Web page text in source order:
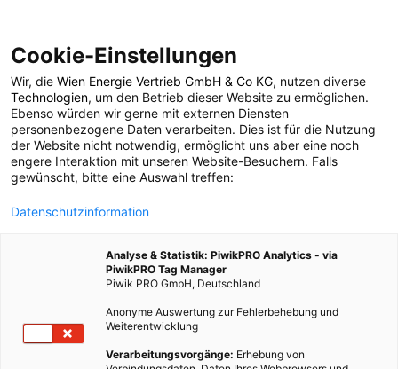
POSTS BY TAG
nachwachsen
1 BEITRAG
Cookie-Einstellungen
Wir, die Wien Energie Vertrieb GmbH & Co KG, nutzen diverse
Technologien, um den Betrieb dieser Website zu ermöglichen.
Ebenso würden wir gerne mit externen Diensten
personenbezogene Daten verarbeiten. Dies ist für die Nutzung
der Website nicht notwendig, ermöglicht uns aber eine noch
engere Interaktion mit unseren Website-Besuchern. Falls
gewünscht, bitte eine Auswahl treffen:
Datenschutzinformation
Analyse & Statistik: PiwikPRO Analytics - via
PiwikPRO Tag Manager
Piwik PRO GmbH, Deutschland
Anonyme Auswertung zur Fehlerbehebung und
Weiterentwicklung
Verarbeitungsvorgänge: Erhebung von